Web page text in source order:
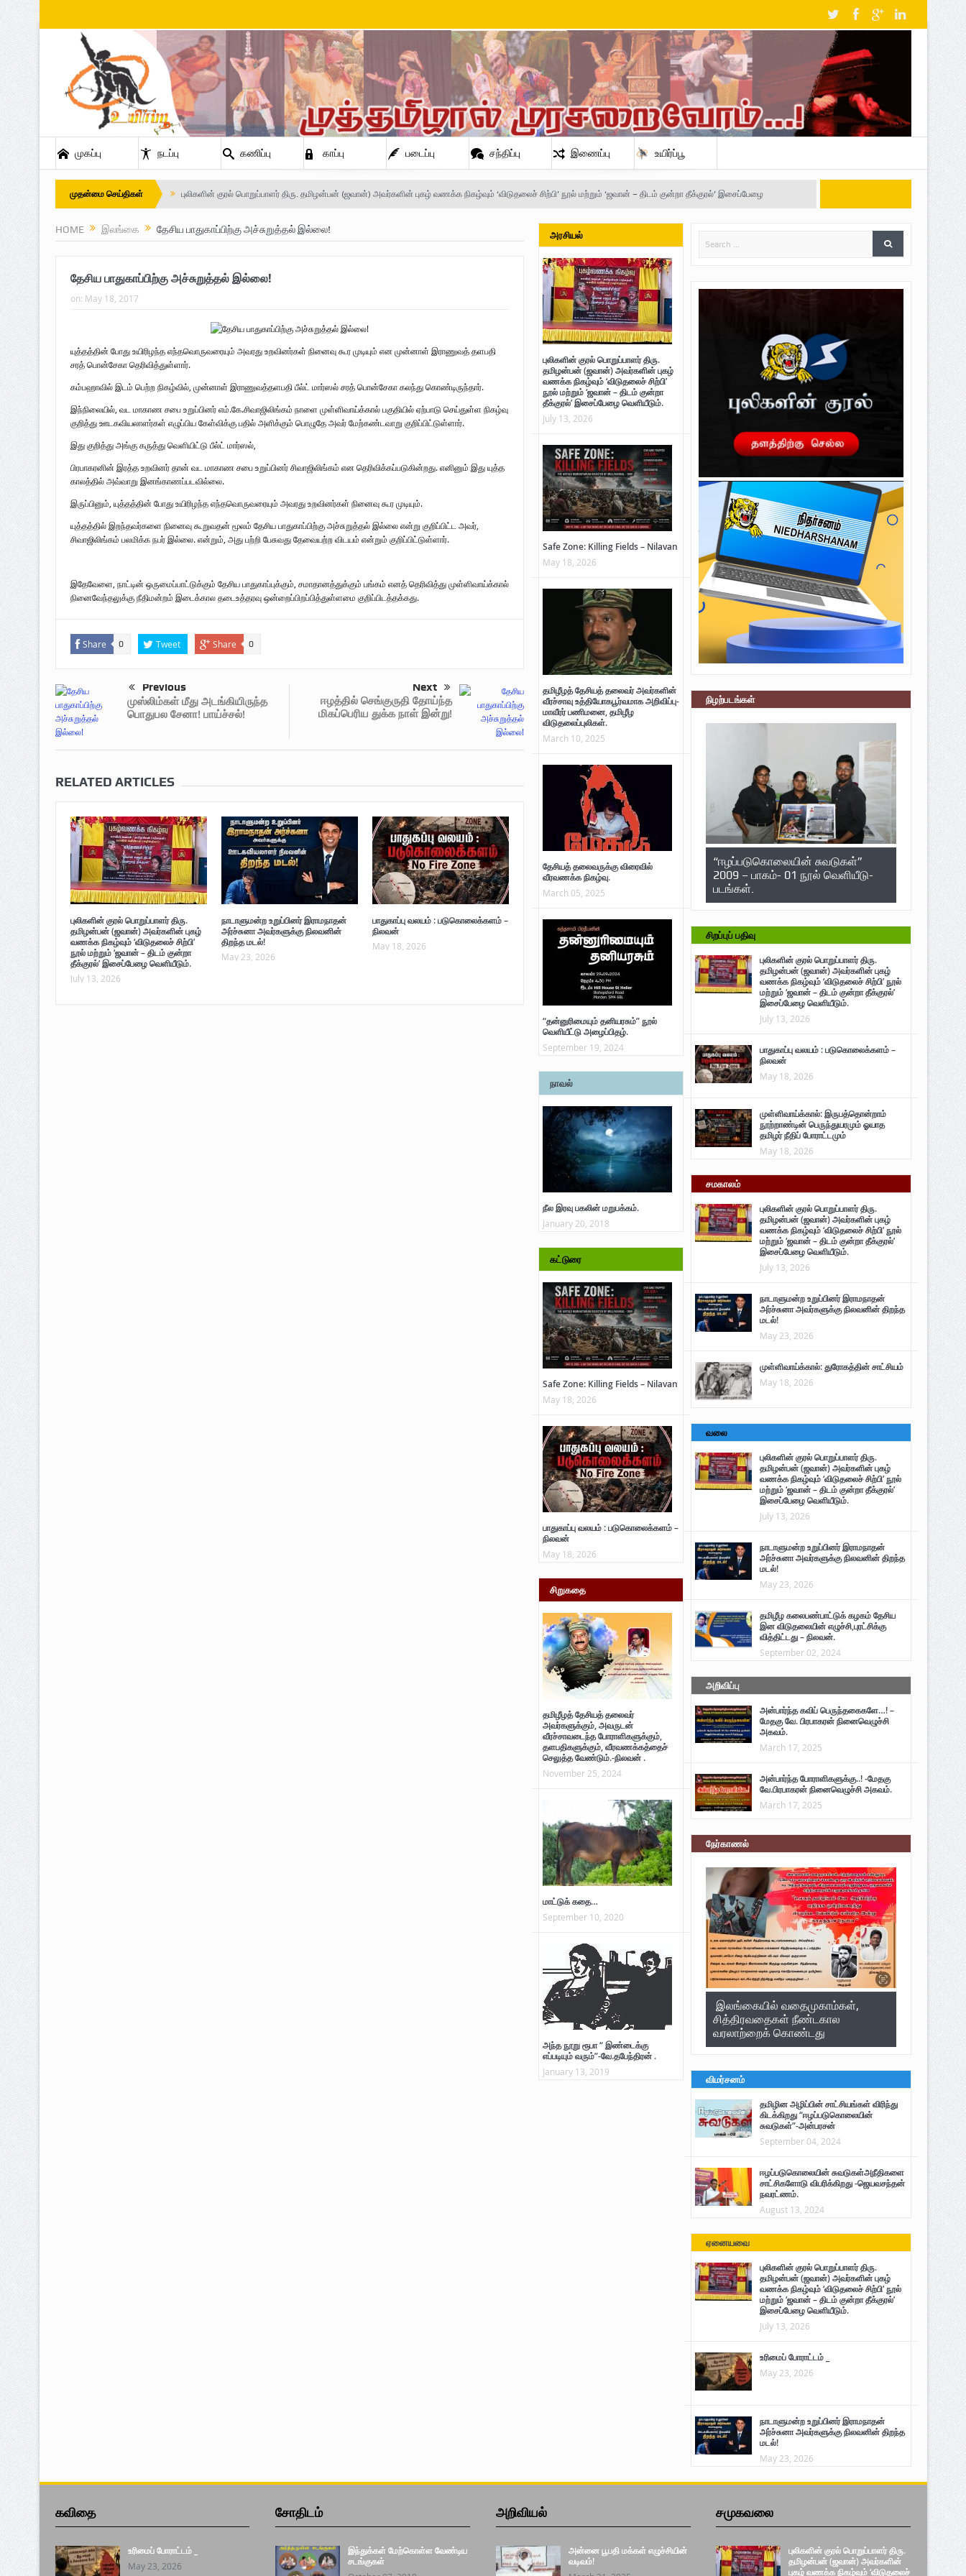
முகப்பு நடப்பு கணிப்பு காப்பு படைப்பு சந்திப்பு இணைப்பு உயிர்ப்பூ
முதன்மை செய்திகள் புலிகளின் குரல் பொறுப்பாளர் திரு. தமிழன்பன் (ஜவான்) அவர்களின் புகழ் வணக்க நிகழ்வும் ‘விடுதலைச் சிற்பி’ நூல் மற்றும் ‘ஜவான் – திடம் குன்றா தீக்குரல்’ இசைப்பேழை
நாடாளுமன்ற உறுப்பினர் இராமநாதன் அர்ச்சுனா அவர்களுக்கு நிலவனின் திறந்த மடல்!
பாதுகாப்பு வலயம் : படுகொலைக்களம் – நிலவன்
விடுதலைப் பெருமூச்சு : பிரிகேடியர் தீபன்
மண்ணின் மைந்தன்: பிரிகேடியர் ஜெயம் அண்ணா
வரலாற்று ஆவணங்களின் வெளியீட்டு
முள்ளிவாய்க்கால்: செங்குருதி படிந்த வரலாற்றுச் சுவடு
முள்ளிவாய்க்கால்: துரோகத்தின் சாட்சியம்
HOME இலங்கை தேசிய பாதுகாப்பிற்கு அச்சுறுத்தல் இல்லை!
தேசிய பாதுகாப்பிற்கு அச்சுறுத்தல் இல்லை!
on: May 18, 2017
யுத்தத்தின் போது உயிரிழந்த எந்தவொருவரையும் அவரது உறவினர்கள் நினைவு கூர முடியும் என முன்னாள் இராணுவத் தளபதி
சரத் பொன்சேகா தெரிவித்துள்ளார்.
கம்பஹாவில் இடம் பெற்ற நிகழ்வில், முன்னாள் இராணுவத்தளபதி பீல்ட் மார்ஸல் சரத் பொன்சேகா கலந்து கொண்டிருந்தார்.
இந்நிலையில், வட மாகாண சபை உறுப்பினர் எம்.கே.சிவாஜிலிங்கம் நாளை முள்ளிவாய்க்கால் பகுதியில் ஏற்பாடு செய்துள்ள நிகழ்வு
குறித்து ஊடகவியலாளர்கள் எழுப்பிய கேள்விக்கு பதில் அளிக்கும் பொழுதே அவர் மேற்கண்டவாறு குறிப்பிட்டுள்ளார்.
இது குறித்து அங்கு கருத்து வெளியிட்டு பீல்ட் மார்ஸல்,
பிரபாகரனின் இரத்த உறவினர் தான் வட மாகாண சபை உறுப்பினர் சிவாஜிலிங்கம் என தெரிவிக்கப்படுகின்றது. எனினும் இது யுத்த
காலத்தில் அவ்வாறு இனங்காணப்படவில்லை.
இருப்பினும், யுத்தத்தின் போது உயிரிழந்த எந்தவொருவரையும் அவரது உறவினர்கள் நினைவு கூர முடியும்.
யுத்தத்தில் இறந்தவர்களை நினைவு கூறுவதன் மூலம் தேசிய பாதுகாப்பிற்கு அச்சுறுத்தல் இல்லை என்று குறிப்பிட்ட அவர்,
சிவாஜிலிங்கம் பலமிக்க நபர் இல்லை. என்றும், அது பற்றி பேசுவது தேவையற்ற விடயம் என்றும் குறிப்பிட்டுள்ளார்.
இதேவேளை, நாட்டின் ஒருமைப்பாட்டுக்கும் தேசிய பாதுகாப்புக்கும், சமாதானத்துக்கும் பங்கம் எனத் தெரிவித்து முள்ளிவாய்க்கால்
நினைவேந்தலுக்கு நீதிமன்றம் இடைக்கால தடைஉத்தரவு ஒன்றைப்பிறப்பித்துள்ளமை குறிப்பிடத்தக்கது.
Share 0 Tweet Share 0
Previous
முஸ்லிம்கள் மீது அடங்கியிருந்த
பொதுபல சேனா! பாய்ச்சல்!
Next
ஈழத்தில் செங்குருதி தோய்ந்த
மிகப்பெரிய துக்க நாள் இன்று!
RELATED ARTICLES
புலிகளின் குரல் பொறுப்பாளர் திரு.
தமிழன்பன் (ஜவான்) அவர்களின் புகழ்
வணக்க நிகழ்வும் ‘விடுதலைச் சிற்பி’
நூல் மற்றும் ‘ஜவான் – திடம் குன்றா
தீக்குரல்’ இசைப்பேழை வெளியீடும்.
July 13, 2026
நாடாளுமன்ற உறுப்பினர் இராமநாதன்
அர்ச்சுனா அவர்களுக்கு நிலவனின்
திறந்த மடல்!
May 23, 2026
பாதுகாப்பு வலயம் : படுகொலைக்களம் –
நிலவன்
May 18, 2026
அரசியல்
புலிகளின் குரல் பொறுப்பாளர் திரு.
தமிழன்பன் (ஜவான்) அவர்களின் புகழ்
வணக்க நிகழ்வும் ‘விடுதலைச் சிற்பி’
நூல் மற்றும் ‘ஜவான் – திடம் குன்றா
தீக்குரல்’ இசைப்பேழை வெளியீடும்.
July 13, 2026
Safe Zone: Killing Fields – Nilavan
May 18, 2026
தமிழீழத் தேசியத் தலைவர் அவர்களின்
வீரச்சாவு உத்தியோகபூர்வமாக அறிவிப்பு-
மாவீரர் பணிமனை, தமிழீழ
விடுதலைப்புலிகள்.
March 10, 2025
தேசியத் தலைவருக்கு விரைவில்
வீரவணக்க நிகழ்வு.
March 05, 2025
“தன்னுரிமையும் தனியரசும்” நூல்
வெளியீட்டு அழைப்பிதழ்.
September 19, 2024
நாவல்
நீல இரவு பகலின் மறுபக்கம்.
January 20, 2018
கட்டுரை
Safe Zone: Killing Fields – Nilavan
May 18, 2026
பாதுகாப்பு வலயம் : படுகொலைக்களம் –
நிலவன்
May 18, 2026
சிறுகதை
தமிழீழத் தேசியத் தலைவர்
அவர்களுக்கும், அவருடன்
வீரச்சாவடைந்த போராளிகளுக்கும்,
தளபதிகளுக்கும், வீரவணக்கத்தைச்
செலுத்த வேண்டும்.-நிலவன் .
November 25, 2024
மாட்டுக் கதை…
September 10, 2020
அந்த நூறு ரூபா “ இண்டைக்கு
எப்படியும் வரும்”-வே.தபேந்திரன் .
January 13, 2019
நிழற்படங்கள்
“ஈழப்படுகொலையின் சுவடுகள்”
2009 – பாகம்- 01 நூல் வெளியீடு-
படங்கள்.
சிறப்புப் பதிவு
புலிகளின் குரல் பொறுப்பாளர் திரு.
தமிழன்பன் (ஜவான்) அவர்களின் புகழ்
வணக்க நிகழ்வும் ‘விடுதலைச் சிற்பி’ நூல்
மற்றும் ‘ஜவான் – திடம் குன்றா தீக்குரல்’
இசைப்பேழை வெளியீடும்.
July 13, 2026
பாதுகாப்பு வலயம் : படுகொலைக்களம் –
நிலவன்
May 18, 2026
முள்ளிவாய்க்கால்: இருபத்தொன்றாம்
நூற்றாண்டின் பெருந்துயரமும் ஓயாத
தமிழர் நீதிப் போராட்டமும்
May 18, 2026
சமகாலம்
புலிகளின் குரல் பொறுப்பாளர் திரு.
தமிழன்பன் (ஜவான்) அவர்களின் புகழ்
வணக்க நிகழ்வும் ‘விடுதலைச் சிற்பி’ நூல்
மற்றும் ‘ஜவான் – திடம் குன்றா தீக்குரல்’
இசைப்பேழை வெளியீடும்.
July 13, 2026
நாடாளுமன்ற உறுப்பினர் இராமநாதன்
அர்ச்சுனா அவர்களுக்கு நிலவனின் திறந்த
மடல்!
May 23, 2026
முள்ளிவாய்க்கால்: துரோகத்தின் சாட்சியம்
May 18, 2026
வலை
புலிகளின் குரல் பொறுப்பாளர் திரு.
தமிழன்பன் (ஜவான்) அவர்களின் புகழ்
வணக்க நிகழ்வும் ‘விடுதலைச் சிற்பி’ நூல்
மற்றும் ‘ஜவான் – திடம் குன்றா தீக்குரல்’
இசைப்பேழை வெளியீடும்.
July 13, 2026
நாடாளுமன்ற உறுப்பினர் இராமநாதன்
அர்ச்சுனா அவர்களுக்கு நிலவனின் திறந்த
மடல்!
May 23, 2026
தமிழீழ கலைபண்பாட்டுக் கழகம் தேசிய
இன விடுதலையின் எழுச்சி,புரட்சிக்கு
வித்திட்டது – நிலவன்.
September 02, 2024
அறிவிப்பு
அன்பார்ந்த கவிப் பெருந்தகைகளே…! –
மேதகு வே. பிரபாகரன் நினைவெழுச்சி
அகவம்.
March 17, 2025
அன்பார்ந்த போராளிகளுக்கு..! -மேதகு
வே.பிரபாகரன் நினைவெழுச்சி அகவம்.
March 17, 2025
நேர்காணல்
இலங்கையில் வதைமுகாம்கள்,
சித்திரவதைகள் நீண்டகால
வரலாற்றைக் கொண்டது
விமர்சனம்
தமிழின அழிப்பின் சாட்சியங்கள் விரிந்து
கிடக்கிறது “ஈழப்படுகொலையின்
சுவடுகள்”-அன்பரசன்
September 04, 2024
ஈழப்படுகொலையின் சுவடுகள்அநீதிகளை
சாட்சிகளோடு விபரிக்கிறது -ஜெயவசந்தன்
நவரட்ணம்.
August 13, 2024
ஏனையவை
புலிகளின் குரல் பொறுப்பாளர் திரு.
தமிழன்பன் (ஜவான்) அவர்களின் புகழ்
வணக்க நிகழ்வும் ‘விடுதலைச் சிற்பி’ நூல்
மற்றும் ‘ஜவான் – திடம் குன்றா தீக்குரல்’
இசைப்பேழை வெளியீடும்.
July 13, 2026
உரிமைப் போராட்டம் _
May 23, 2026
நாடாளுமன்ற உறுப்பினர் இராமநாதன்
அர்ச்சுனா அவர்களுக்கு நிலவனின் திறந்த
மடல்!
May 23, 2026
கவிதை
உரிமைப் போராட்டம் _
May 23, 2026
சோதிடம்
இந்துக்கள் மேற்கொள்ள வேண்டிய
சடங்குகள்
அறிவியல்
அன்னை பூபதி மக்கள் எழுச்சியின்
வடிவம்!
சமுகவலை
புலிகளின் குரல் பொறுப்பாளர் திரு.
தமிழன்பன் (ஜவான்) அவர்களின்
புகழ் வணக்க நிகழ்வும் ‘விடுதலைச்